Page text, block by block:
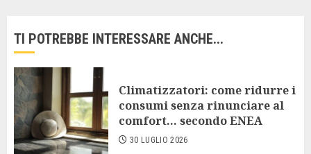
TI POTREBBE INTERESSARE ANCHE...
Climatizzatori: come ridurre i
consumi senza rinunciare al
comfort… secondo ENEA
30 LUGLIO 2026